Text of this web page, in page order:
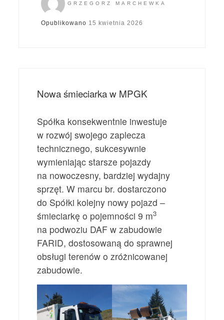
GRZEGORZ MARCHEWKA
Opublikowano 15 kwietnia 2026
Nowa śmieciarka w MPGK
Spółka konsekwentnie inwestuje
w rozwój swojego zaplecza
technicznego, sukcesywnie
wymieniając starsze pojazdy
na nowoczesny, bardziej wydajny
sprzęt. W marcu br. dostarczono
do Spółki kolejny nowy pojazd –
śmieciarkę o pojemności 9 m3
na podwoziu DAF w zabudowie
FARID, dostosowaną do sprawnej
obsługi terenów o zróżnicowanej
zabudowie.